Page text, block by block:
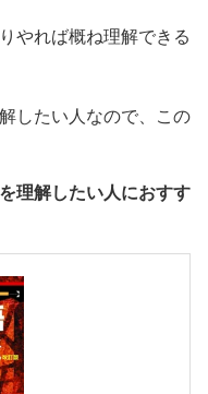
やれば概ね理解できる
したい人なので、この
理解したい人におすす